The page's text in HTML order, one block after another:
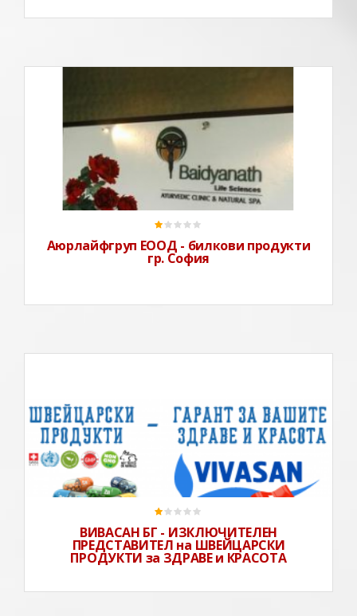
"Аюрлайфгруп” ЕООД предлага продукти „Автентична
Аюрведа” на достъпна за всеки българин цена.
Дружеството представлява на българския пазар най-
стария и най-голям в света производител на билкови
продукти – индийската компания Байдианат, Калкута.
В края на
Аюрлайфгруп ЕООД - билкови продукти
гр. София
За насНие от Вивасан се занимаваме с внос и
разпространение на богата гама от натурални
хранителни добавки, етерични масла и козметика на
расти
ВИВАСАН БГ - ИЗКЛЮЧИТЕЛЕН
ПРЕДСТАВИТЕЛ на ШВЕЙЦАРСКИ
ПРОДУКТИ за ЗДРАВЕ и КРАСОТА